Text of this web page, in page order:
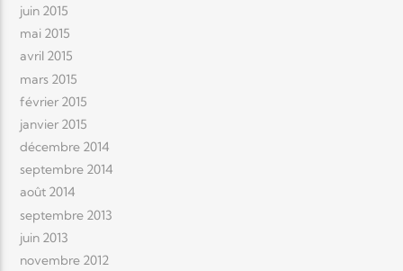
juin 2015
mai 2015
avril 2015
mars 2015
février 2015
janvier 2015
décembre 2014
septembre 2014
août 2014
septembre 2013
juin 2013
novembre 2012